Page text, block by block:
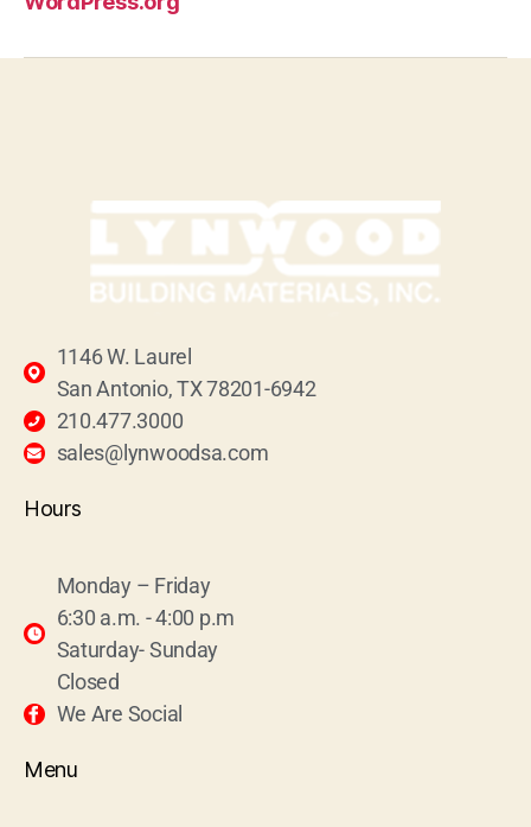
1146 W. Laurel
San Antonio, TX 78201-6942
210.477.3000
sales@lynwoodsa.com
Hours
Monday – Friday
6:30 a.m. - 4:00 p.m
Saturday- Sunday
Closed
We Are Social
Menu